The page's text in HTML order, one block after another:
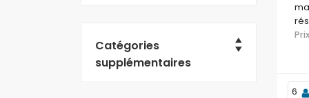
Catégories
supplémentaires
6